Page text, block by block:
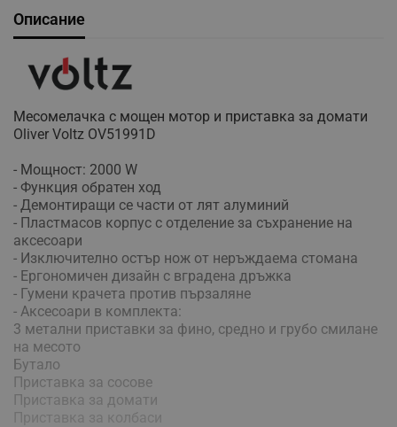
Описание
Месомелачка с мощен мотор и приставка за домати
Oliver Voltz OV51991D
- Мощност: 2000 W
- Функция обратен ход
- Демонтиращи се части от лят алуминий
- Пластмасов корпус с отделение за съхранение на
аксесоари
- Изключително остър нож от неръждаема стомана
- Ергономичен дизайн с вградена дръжка
- Гумени крачета против пързаляне
- Аксесоари в комплекта:
3 метални приставки за фино, средно и грубо смилане
на месото
Бутало
Приставка за сосове
Приставка за домати
Приставка за колбаси